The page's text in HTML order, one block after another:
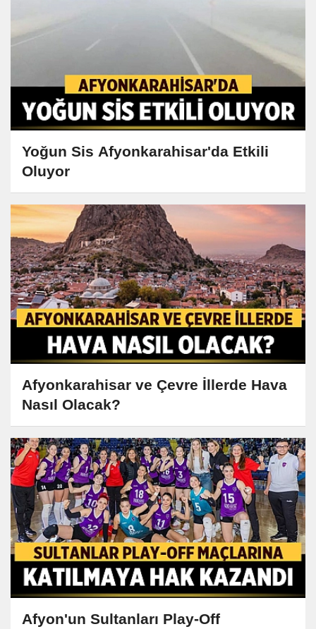
Yoğun Sis Afyonkarahisar'da Etkili
Oluyor
Afyonkarahisar ve Çevre İllerde Hava
Nasıl Olacak?
Afyon'un Sultanları Play-Off